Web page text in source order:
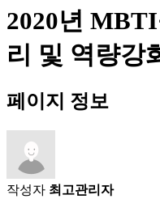
2020년
리 및 역량강
페이지 정보
작성자 최고관리자